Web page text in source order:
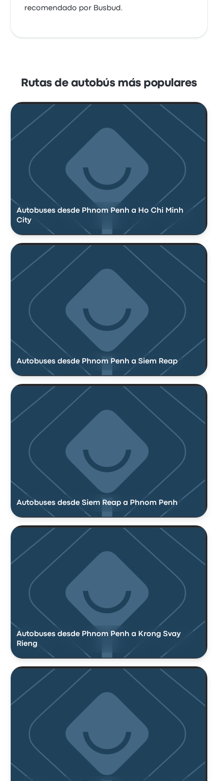
recomendado por Busbud.
Rutas de autobús más populares
Autobuses desde Phnom Penh a Ho Chi Minh
City
Autobuses desde Phnom Penh a Siem Reap
Autobuses desde Siem Reap a Phnom Penh
Autobuses desde Phnom Penh a Krong Svay
Rieng